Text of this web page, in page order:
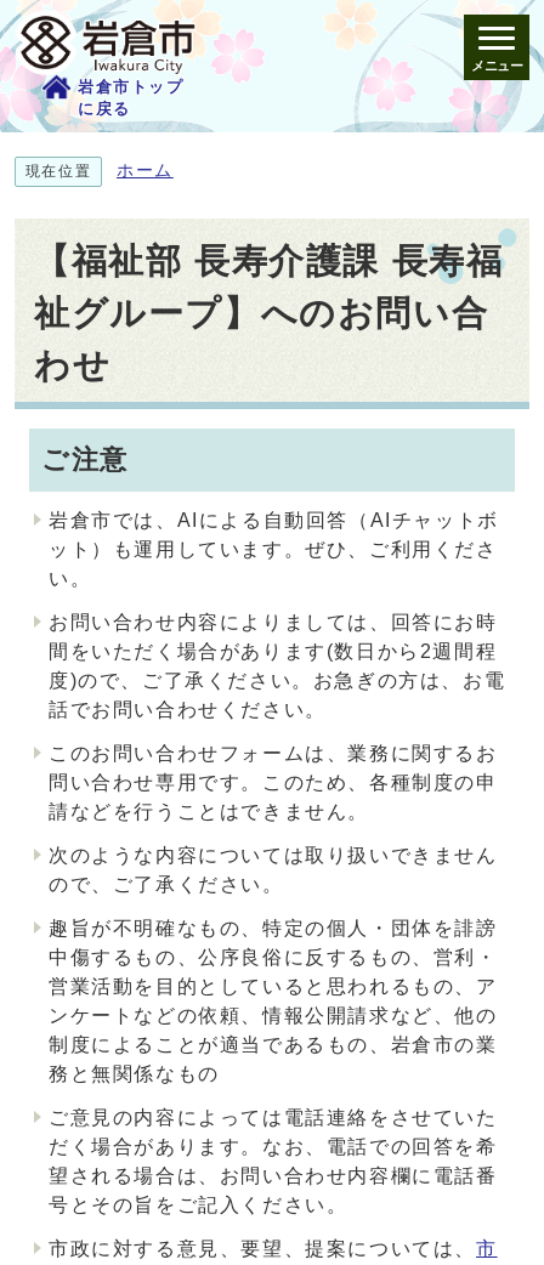
岩倉市トップ
に戻る
メニュー
現在位置 ホーム
【福祉部 長寿介護課 長寿福
祉グループ】へのお問い合
わせ
ご注意
岩倉市では、AIによる自動回答（AIチャットボ
ット）も運用しています。ぜひ、ご利用くださ
い。
お問い合わせ内容によりましては、回答にお時
間をいただく場合があります(数日から2週間程
度)ので、ご了承ください。お急ぎの方は、お電
話でお問い合わせください。
このお問い合わせフォームは、業務に関するお
問い合わせ専用です。このため、各種制度の申
請などを行うことはできません。
次のような内容については取り扱いできません
ので、ご了承ください。
趣旨が不明確なもの、特定の個人・団体を誹謗
中傷するもの、公序良俗に反するもの、営利・
営業活動を目的としていると思われるもの、ア
ンケートなどの依頼、情報公開請求など、他の
制度によることが適当であるもの、岩倉市の業
務と無関係なもの
ご意見の内容によっては電話連絡をさせていた
だく場合があります。なお、電話での回答を希
望される場合は、お問い合わせ内容欄に電話番
号とその旨をご記入ください。
市政に対する意見、要望、提案については、 市